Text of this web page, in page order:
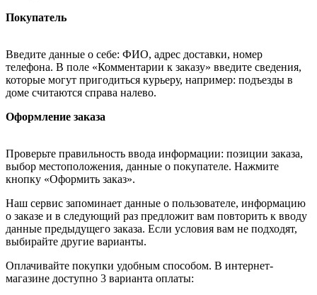
Покупатель
Введите данные о себе: ФИО, адрес доставки, номер
телефона. В поле «Комментарии к заказу» введите сведения,
которые могут пригодиться курьеру, например: подъезды в
доме считаются справа налево.
Оформление заказа
Проверьте правильность ввода информации: позиции заказа,
выбор местоположения, данные о покупателе. Нажмите
кнопку «Оформить заказ».
Наш сервис запоминает данные о пользователе, информацию
о заказе и в следующий раз предложит вам повторить к вводу
данные предыдущего заказа. Если условия вам не подходят,
выбирайте другие варианты.
Оплачивайте покупки удобным способом. В интернет-
магазине доступно 3 варианта оплаты: